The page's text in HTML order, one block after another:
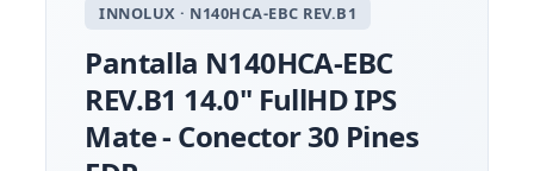
INNOLUX · N140HCA-EBC REV.B1
Pantalla N140HCA-EBC
REV.B1 14.0" FullHD IPS
Mate - Conector 30 Pines